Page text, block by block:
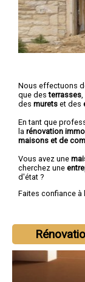
Nous effectuons
que desterrasses
des murets et des
En tant que
la rénovation
maisons et de
Vous avez une
cherchez une
d'état ?
Faites confiance à